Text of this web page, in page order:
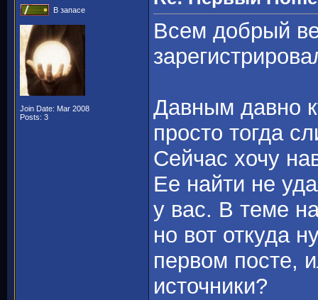
В запасе
Join Date: Mar 2008
Posts: 3
Всем добрый
Давным давно
просто тогда
Сейчас хочу
Ее найти не
у вас. В теме
но вот откуда
первом посте,
источники?